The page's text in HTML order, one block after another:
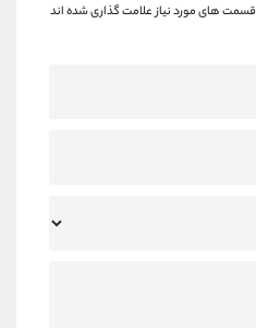
قسمت های مورد نیاز علامت گذاری شده اند